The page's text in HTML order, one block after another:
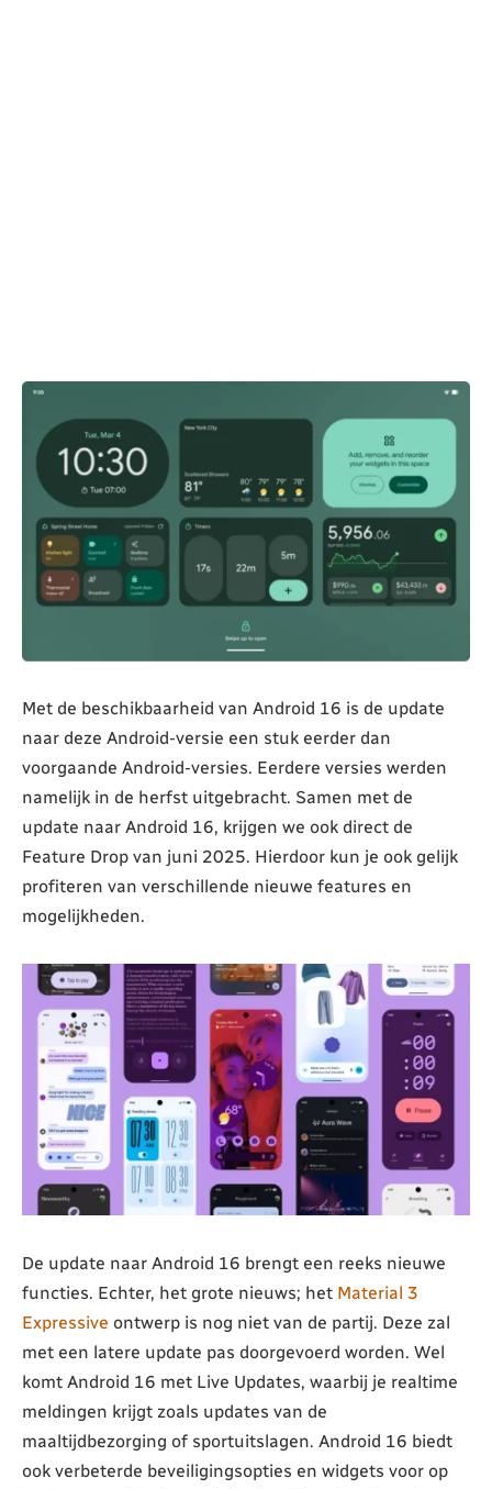
Met de beschikbaarheid van Android 16 is de update
naar deze Android-versie een stuk eerder dan
voorgaande Android-versies. Eerdere versies werden
namelijk in de herfst uitgebracht. Samen met de
update naar Android 16, krijgen we ook direct de
Feature Drop van juni 2025. Hierdoor kun je ook gelijk
profiteren van verschillende nieuwe features en
mogelijkheden.
De update naar Android 16 brengt een reeks nieuwe
functies. Echter, het grote nieuws; het Material 3
Expressive ontwerp is nog niet van de partij. Deze zal
met een latere update pas doorgevoerd worden. Wel
komt Android 16 met Live Updates, waarbij je realtime
meldingen krijgt zoals updates van de
maaltijdbezorging of sportuitslagen. Android 16 biedt
ook verbeterde beveiligingsopties en widgets voor op